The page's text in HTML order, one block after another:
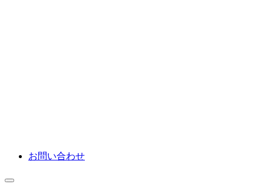
お問い合わせ